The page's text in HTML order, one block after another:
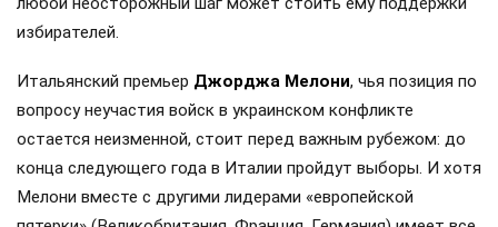
Данные MDR и Welt* по Саксонии-Анхальт показывают
двукратный отрыв AfD от ХДС (41% против 24%), а в
Мекленбурге — Передней Померании консерваторы и
вовсе скатились до 9%, пропуская вперед не только AfD
(36%), но и СДПГ. Общегерманские рейтинги
подтверждают тренд: по информации Reuters, AfD
обходит блок ХДС/ХСС, а деятельность Мерца одобряют
лишь 15% граждан. При этом Мерц — далеко не